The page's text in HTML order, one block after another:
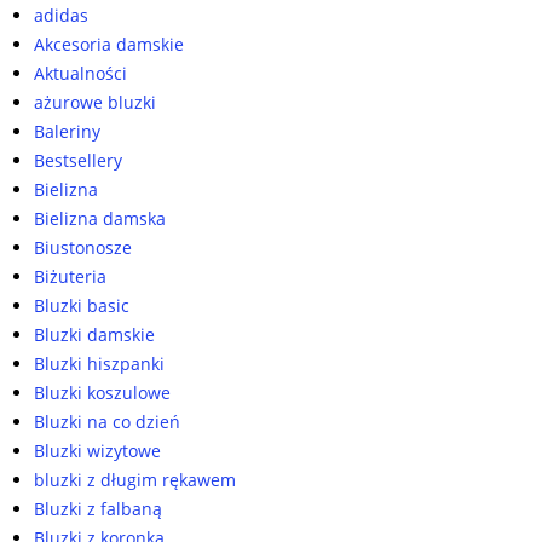
adidas
Akcesoria damskie
Aktualności
ażurowe bluzki
Baleriny
Bestsellery
Bielizna
Bielizna damska
Biustonosze
Biżuteria
Bluzki basic
Bluzki damskie
Bluzki hiszpanki
Bluzki koszulowe
Bluzki na co dzień
Bluzki wizytowe
bluzki z długim rękawem
Bluzki z falbaną